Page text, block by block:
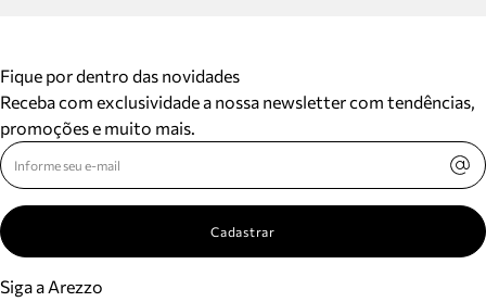
Fique por dentro das novidades
Receba com exclusividade a nossa newsletter com tendências,
promoções e muito mais.
Cadastrar
Siga a Arezzo